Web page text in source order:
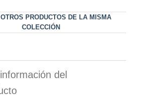
PRODUCTOS DE LA MISMA
COLECCIÓN
del